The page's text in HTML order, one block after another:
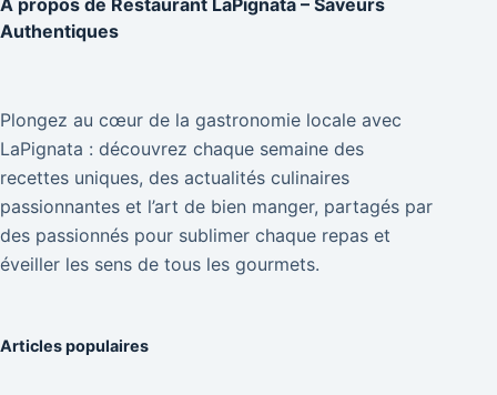
À propos de Restaurant LaPignata – Saveurs
Authentiques
Plongez au cœur de la gastronomie locale avec
LaPignata : découvrez chaque semaine des
recettes uniques, des actualités culinaires
passionnantes et l’art de bien manger, partagés par
des passionnés pour sublimer chaque repas et
éveiller les sens de tous les gourmets.
Articles populaires